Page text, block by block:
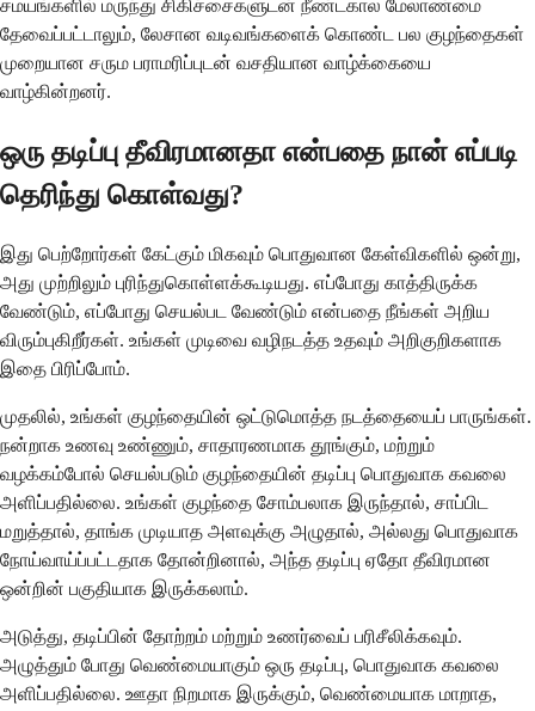
சமயங்களில் மருந்து சிகிச்சைகளுடன் நீண்டகால மேலாண்மை
தேவைப்பட்டாலும், லேசான வடிவங்களைக் கொண்ட பல குழந்தைகள்
முறையான சரும பராமரிப்புடன் வசதியான வாழ்க்கையை
வாழ்கின்றனர்.
ஒரு தடிப்பு தீவிரமானதா என்பதை நான் எப்படி
தெரிந்து கொள்வது?
இது பெற்றோர்கள் கேட்கும் மிகவும் பொதுவான கேள்விகளில் ஒன்று,
அது முற்றிலும் புரிந்துகொள்ளக்கூடியது. எப்போது காத்திருக்க
வேண்டும், எப்போது செயல்பட வேண்டும் என்பதை நீங்கள் அறிய
விரும்புகிறீர்கள். உங்கள் முடிவை வழிநடத்த உதவும் அறிகுறிகளாக
இதை பிரிப்போம்.
முதலில், உங்கள் குழந்தையின் ஒட்டுமொத்த நடத்தையைப் பாருங்கள்.
நன்றாக உணவு உண்ணும், சாதாரணமாக தூங்கும், மற்றும்
வழக்கம்போல் செயல்படும் குழந்தையின் தடிப்பு பொதுவாக கவலை
அளிப்பதில்லை. உங்கள் குழந்தை சோம்பலாக இருந்தால், சாப்பிட
மறுத்தால், தாங்க முடியாத அளவுக்கு அழுதால், அல்லது பொதுவாக
நோய்வாய்ப்பட்டதாக தோன்றினால், அந்த தடிப்பு ஏதோ தீவிரமான
ஒன்றின் பகுதியாக இருக்கலாம்.
அடுத்து, தடிப்பின் தோற்றம் மற்றும் உணர்வைப் பரிசீலிக்கவும்.
அழுத்தும் போது வெண்மையாகும் ஒரு தடிப்பு, பொதுவாக கவலை
அளிப்பதில்லை. ஊதா நிறமாக இருக்கும், வெண்மையாக மாறாத,